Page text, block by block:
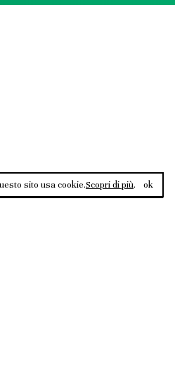
sito usa cookie.Scopri di più. ok